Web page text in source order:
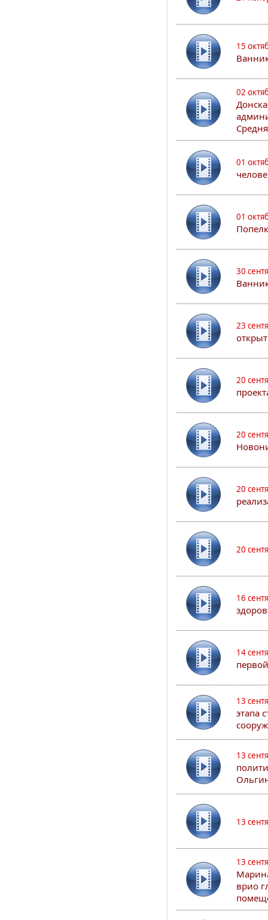
15
02
01
01
30
23
20
20
20
20
16
14
13
этапа
13
13
13
врио